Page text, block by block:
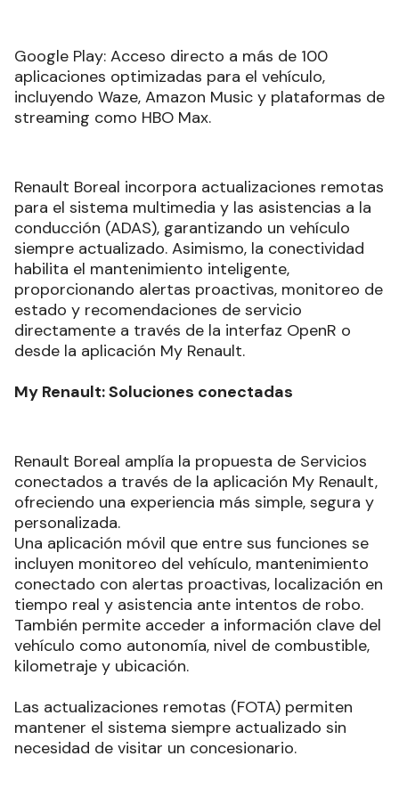
Google Play: Acceso directo a más de 100
aplicaciones optimizadas para el vehículo,
incluyendo Waze, Amazon Music y plataformas de
streaming como HBO Max.
Renault Boreal incorpora actualizaciones remotas
para el sistema multimedia y las asistencias a la
conducción (ADAS), garantizando un vehículo
siempre actualizado. Asimismo, la conectividad
habilita el mantenimiento inteligente,
proporcionando alertas proactivas, monitoreo de
estado y recomendaciones de servicio
directamente a través de la interfaz OpenR o
desde la aplicación My Renault.
My Renault: Soluciones conectadas
Renault Boreal amplía la propuesta de Servicios
conectados a través de la aplicación My Renault,
ofreciendo una experiencia más simple, segura y
personalizada.
Una aplicación móvil que entre sus funciones se
incluyen monitoreo del vehículo, mantenimiento
conectado con alertas proactivas, localización en
tiempo real y asistencia ante intentos de robo.
También permite acceder a información clave del
vehículo como autonomía, nivel de combustible,
kilometraje y ubicación.
Las actualizaciones remotas (FOTA) permiten
mantener el sistema siempre actualizado sin
necesidad de visitar un concesionario.